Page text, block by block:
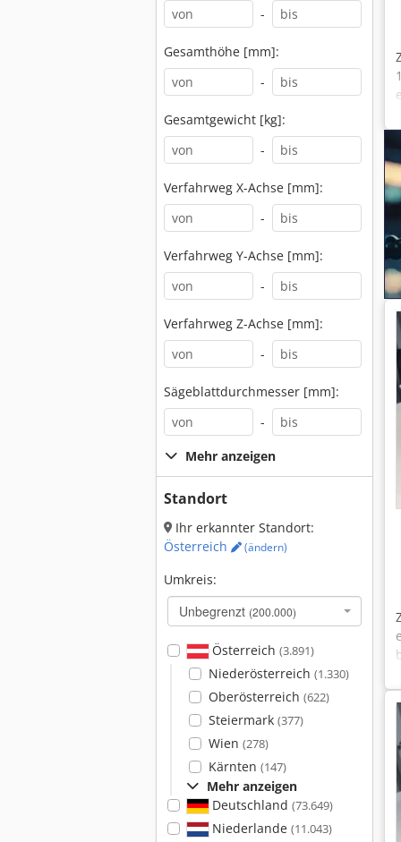
-
Gesamthöhe [mm]:
-
Gesamtgewicht [kg]:
-
Verfahrweg X-Achse [mm]:
-
Verfahrweg Y-Achse [mm]:
-
Verfahrweg Z-Achse [mm]:
-
Sägeblattdurchmesser [mm]:
-
Mehr anzeigen
Standort
Ihr erkannter Standort:
Österreich
(ändern)
Umkreis:
Unbegrenzt (200.000)
Österreich (3.891)
Niederösterreich (1.330)
Oberösterreich (622)
Steiermark (377)
Wien (278)
Kärnten (147)
Mehr anzeigen
Deutschland (73.649)
Niederlande (11.043)